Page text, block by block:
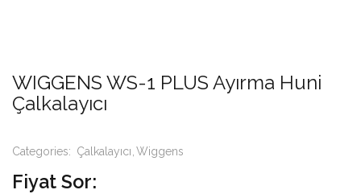
WIGGENS WS-1 PLUS Ayırma Huni
Çalkalayıcı
Categories: Çalkalayıcı Wiggens
Fiyat Sor: